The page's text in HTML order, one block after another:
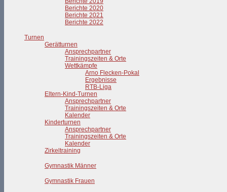
Berichte 2020
Berichte 2021
Berichte 2022
Turnen
Gerätturnen
Ansprechpartner
Trainingszeiten & Orte
Wettkämpfe
Arno Flecken-Pokal
Ergebnisse
RTB-Liga
Eltern-Kind-Turnen
Ansprechpartner
Trainingszeiten & Orte
Kalender
Kinderturnen
Ansprechpartner
Trainingszeiten & Orte
Kalender
Zirkeltraining
Gymnastik Männer
Gymnastik Frauen